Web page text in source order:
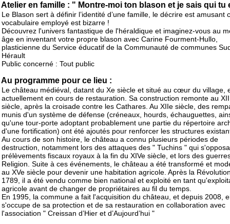
Atelier en famille : " Montre-moi ton blason et je sais qui tu
Le Blason sert à définir l’identité d’une famille, le décrire est amusant
vocabulaire employé est bizarre !
Découvrez l'univers fantastique de l'héraldique et imaginez-vous au
âge en inventant votre propre blason avec Carine Fourment-Hullo,
plasticienne du Service éducatif de la Communauté de communes
Hérault
Public concerné : Tout public
Au programme pour ce lieu :
Le château médiéval, datant du Xe siècle et situé au cœur du village,
actuellement en cours de restauration. Sa construction remonte au
siècle, après la croisade contre les Cathares. Au XIIe siècle, des
munis d'un système de défense (créneaux, hourds, échauguettes,
qu'une tour-porte adoptant probablement une partie du répertoire
d'une fortification) ont été ajoutés pour renforcer les structures
Au cours de son histoire, le château a connu plusieurs périodes de
destruction, notamment lors des attaques des " Tuchins " qui
prélèvements fiscaux royaux à la fin du XIVe siècle, et lors des
Religion. Suite à ces événements, le château a été transformé et
au XVe siècle pour devenir une habitation agricole. Après la
1789, il a été vendu comme bien national et exploité en tant
agricole avant de changer de propriétaires au fil du temps.
En 1995, la commune a fait l'acquisition du château, et depuis 2008,
s'occupe de sa protection et de sa restauration en collaboration avec
l'association " Creissan d’Hier et d’Aujourd’hui "